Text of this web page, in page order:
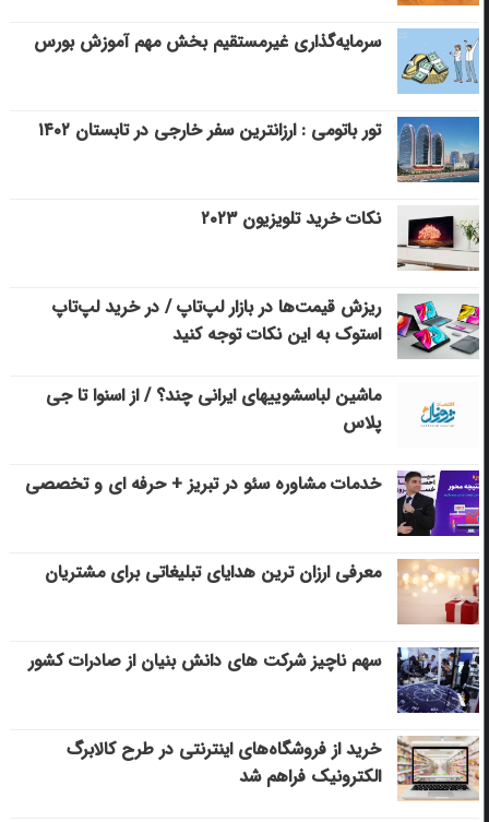
سرمایه‌گذاری غیرمستقیم بخش مهم آموزش بورس
تور باتومی : ارزانترین سفر خارجی در تابستان ۱۴۰۲
نکات خرید تلویزیون ۲۰۲۳
ریزش قیمت‌ها در بازار لپ‌تاپ / در خرید لپ‌تاپ
استوک به این نکات توجه کنید
ماشین لباسشویی‎های ایرانی چند؟ / از اسنوا تا جی
پلاس
خدمات مشاوره سئو در تبریز + حرفه ای و تخصصی
معرفی ارزان ترین هدایای تبلیغاتی برای مشتریان
سهم ناچیز شرکت های دانش بنیان از صادرات کشور
خرید از فروشگاه‌های اینترنتی در طرح کالابرگ
الکترونیک فراهم شد